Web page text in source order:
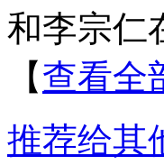
和李宗仁
【查看全
推荐给其